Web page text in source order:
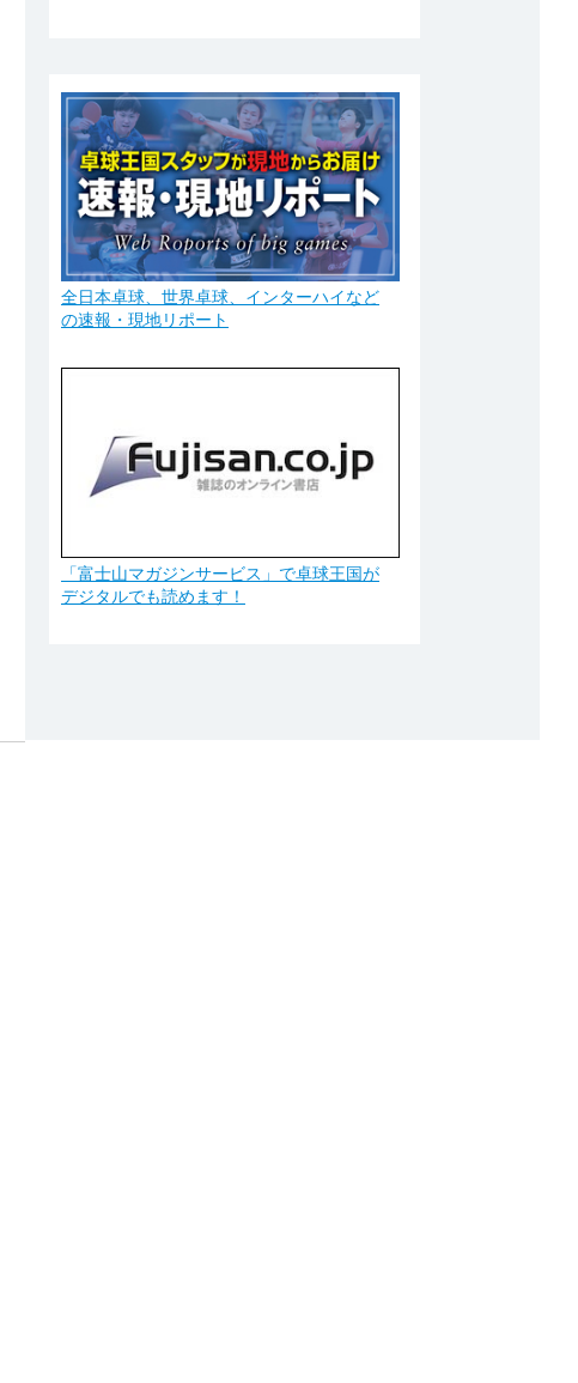
全日本卓球、世界卓球、インターハイなど
の速報・現地リポート
「富士山マガジンサービス」で卓球王国が
デジタルでも読めます！